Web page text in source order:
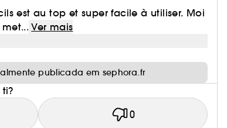
est au top et super facile à utiliser. Moi
Ver mais
publicada em sephora.fr
0